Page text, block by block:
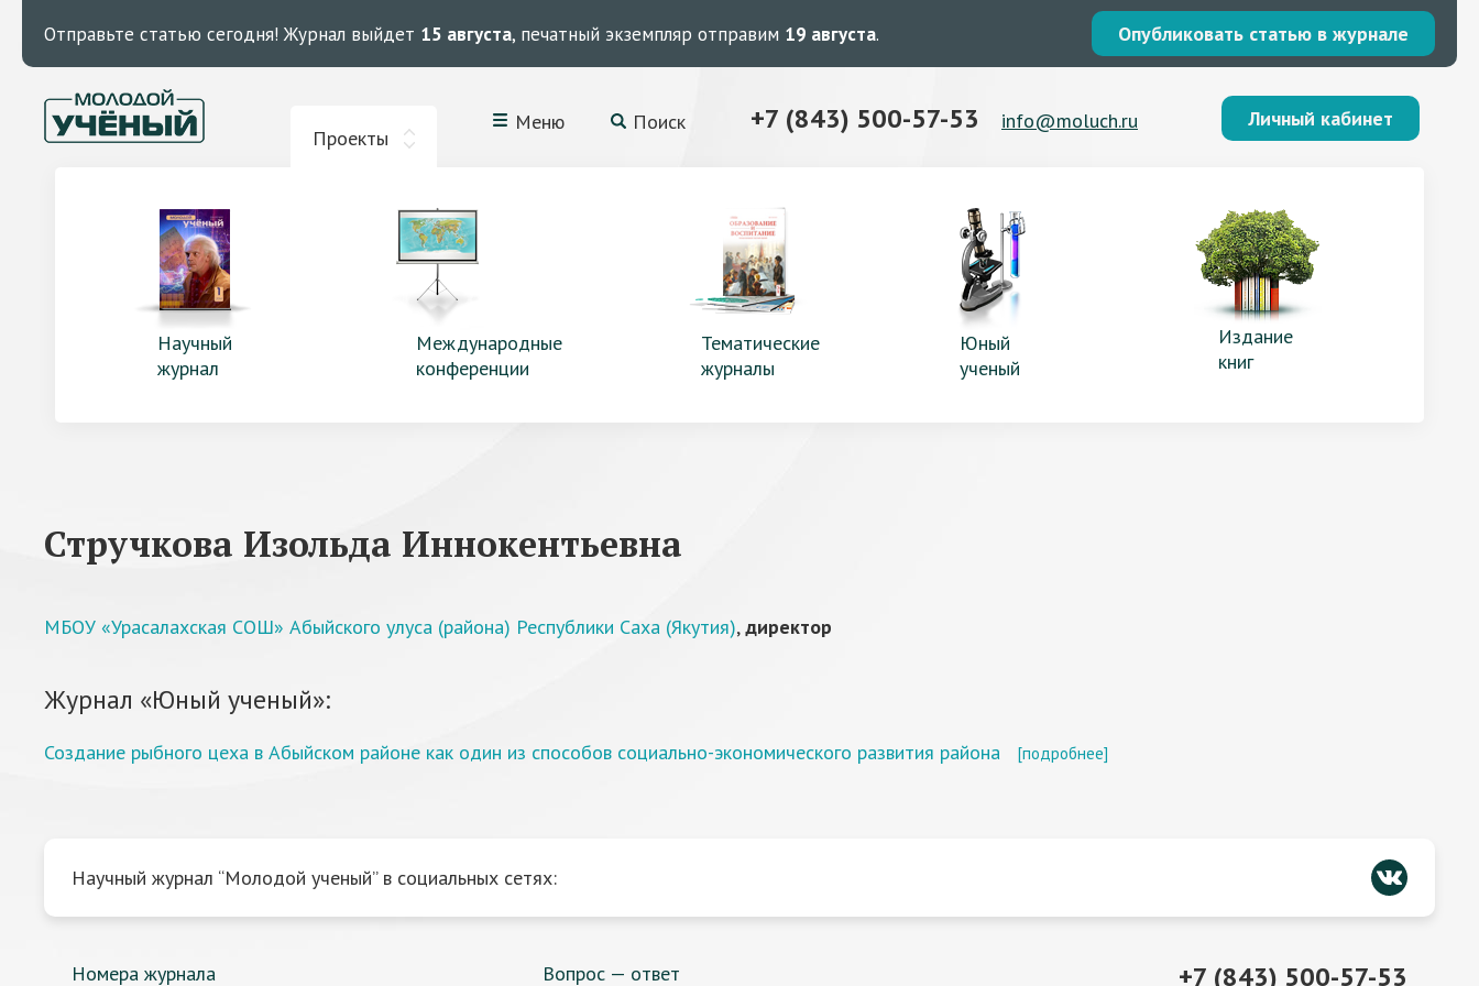
Отправьте статью сегодня! Журнал выйдет 15 августа, печатный экземпляр отправим 19 августа. Опубликовать статью в журнале
Проекты
Меню Поиск +7 (843) 500-57-53 info@moluch.ru Личный кабинет
Научный
журнал
Международные
конференции
Тематические
журналы
Юный
ученый
Издание
книг
Стручкова Изольда Иннокентьевна
МБОУ «Урасалахская СОШ» Абыйского улуса (района) Республики Саха (Якутия),директор
Журнал «Юный ученый»:
Создание рыбного цеха в Абыйском районе как один из способов социально-экономического развития района [подробнее]
Научный журнал “Молодой ученый” в социальных сетях:
Номера журнала Вопрос — ответ +7 (843) 500-57-53